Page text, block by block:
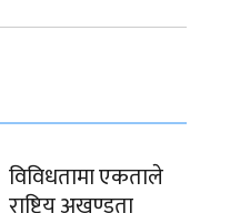
विविधतामा एकताले